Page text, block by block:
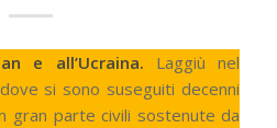
e all’Ucraina. Laggiù nel
si sono suseguiti decenni
gran parte civili sostenute da